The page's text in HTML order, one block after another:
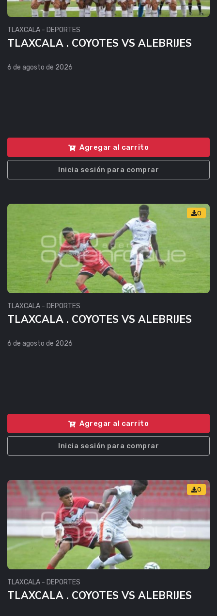
TLAXCALA - DEPORTES
TLAXCALA . COYOTES VS ALEBRIJES
6 de agosto de 2026
Agregar al carrito
Inicia sesión para comprar
0
TLAXCALA - DEPORTES
TLAXCALA . COYOTES VS ALEBRIJES
6 de agosto de 2026
Agregar al carrito
Inicia sesión para comprar
0
TLAXCALA - DEPORTES
TLAXCALA . COYOTES VS ALEBRIJES